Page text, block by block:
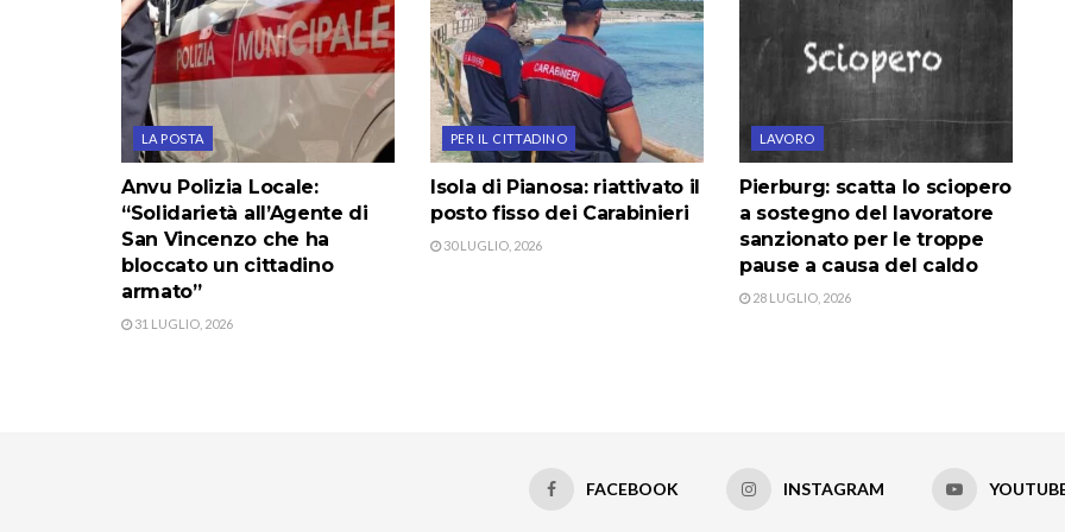
LA POSTA
Anvu Polizia Locale:
“Solidarietà all’Agente di
San Vincenzo che ha
bloccato un cittadino
armato”
31 LUGLIO, 2026
PER IL CITTADINO
Isola di Pianosa: riattivato il
posto fisso dei Carabinieri
30 LUGLIO, 2026
LAVORO
Pierburg: scatta lo sciopero
a sostegno del lavoratore
sanzionato per le troppe
pause a causa del caldo
28 LUGLIO, 2026
FACEBOOK INSTAGRAM